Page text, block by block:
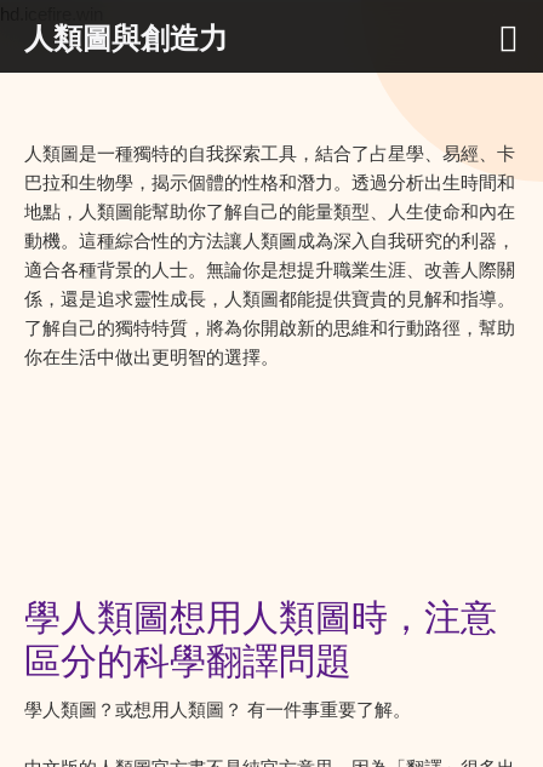
人類圖與創造力
人類圖是一種獨特的自我探索工具，結合了占星學、易經、卡
巴拉和生物學，揭示個體的性格和潛力。透過分析出生時間和
地點，人類圖能幫助你了解自己的能量類型、人生使命和內在
動機。這種綜合性的方法讓人類圖成為深入自我研究的利器，
適合各種背景的人士。無論你是想提升職業生涯、改善人際關
係，還是追求靈性成長，人類圖都能提供寶貴的見解和指導。
了解自己的獨特特質，將為你開啟新的思維和行動路徑，幫助
你在生活中做出更明智的選擇。
學人類圖想用人類圖時，注意
區分的科學翻譯問題
學人類圖？或想用人類圖？ 有一件事重要了解。